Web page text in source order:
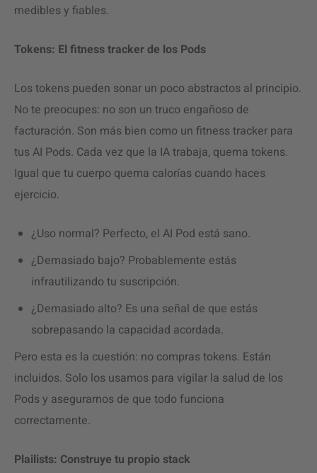
medibles y fiables.
Tokens: El fitness tracker de los Pods
Los tokens pueden sonar un poco abstractos al principio.
No te preocupes: no son un truco engañoso de
facturación. Son más bien como un fitness tracker para
tus AI Pods. Cada vez que la IA trabaja, quema tokens.
Igual que tu cuerpo quema calorías cuando haces
ejercicio.
¿Uso normal? Perfecto, el AI Pod está sano.
¿Demasiado bajo? Probablemente estás
infrautilizando tu suscripción.
¿Demasiado alto? Es una señal de que estás
sobrepasando la capacidad acordada.
Pero esta es la cuestión: no compras tokens. Están
incluidos. Solo los usamos para vigilar la salud de los
Pods y asegurarnos de que todo funciona
correctamente.
Plailists: Construye tu propio stack